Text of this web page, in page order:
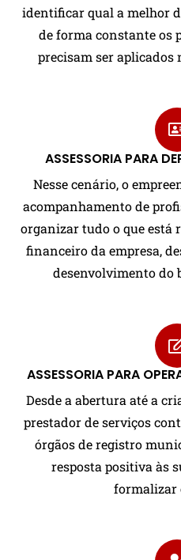
identificar qual a melhor
de forma constante os
precisam ser aplicados
ASSESSORIA PARA
Nesse cenário, o
acompanhamento de
organizar tudo o que está
financeiro da empresa,
desenvolvimento do
ASSESSORIA PARA
Desde a abertura até a
prestador de serviços
órgãos de registro
resposta positiva às
formalizar